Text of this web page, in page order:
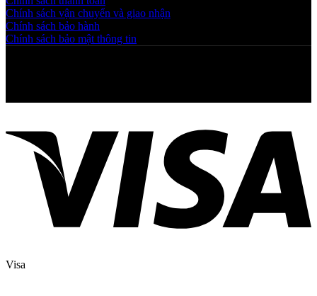
Chính sách vận chuyển và giao nhận
Chính sách bảo hành
Chính sách bảo mật thông tin
Visa